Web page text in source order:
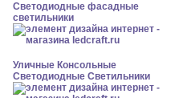
Светодиодные фасадные
светильники
Уличные Консольные
Светодиодные Светильники